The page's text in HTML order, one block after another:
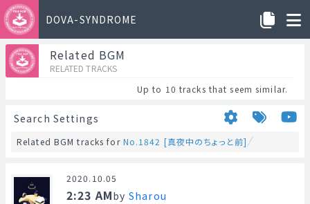
DOVA-SYNDROME
Related BGM
RELATED TRACKS
Up to 10 tracks that seem similar.
Search Settings
Related BGM tracks for No.1842 [真夜中のちょっと前]
2020.10.05
2:23 AMby Sharou